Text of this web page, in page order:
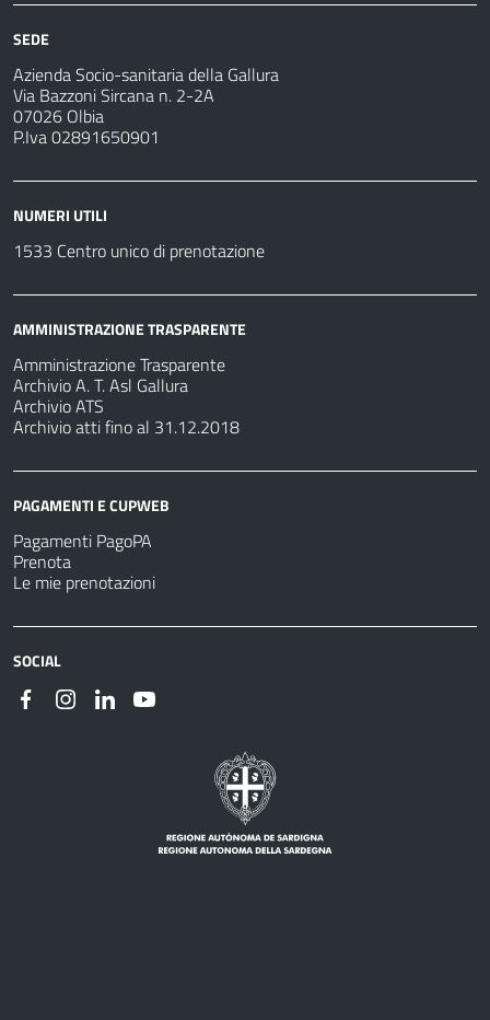
SEDE
Azienda Socio-sanitaria della Gallura
Via Bazzoni Sircana n. 2-2A
07026 Olbia
P.Iva 02891650901
NUMERI UTILI
1533 Centro unico di prenotazione
AMMINISTRAZIONE TRASPARENTE
Amministrazione Trasparente
Archivio A. T. Asl Gallura
Archivio ATS
Archivio atti fino al 31.12.2018
PAGAMENTI E CUPWEB
Pagamenti PagoPA
Prenota
Le mie prenotazioni
SOCIAL